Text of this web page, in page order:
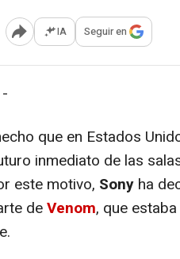
Abrir opciones para
IA Seguir en
que en Estados
inmediato de las
este motivo, Sony ha
deVenom, que